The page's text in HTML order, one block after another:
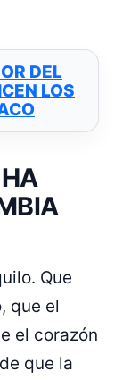
DEL
LOS
Que
que el
el corazón
que la